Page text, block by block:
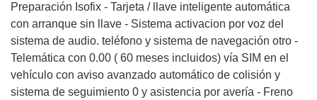
Preparación Isofix - Tarjeta / llave inteligente automática
con arranque sin llave - Sistema activacion por voz del
sistema de audio. teléfono y sistema de navegación otro -
Telemática con 0.00 ( 60 meses incluidos) vía SIM en el
vehículo con aviso avanzado automático de colisión y
sistema de seguimiento 0 y asistencia por avería - Freno